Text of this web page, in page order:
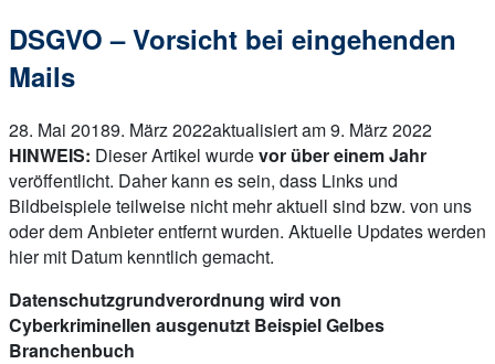
DSGVO – Vorsicht bei eingehenden
Mails
28. Mai 20189. März 2022aktualisiert am 9. März 2022
HINWEIS: Dieser Artikel wurdevor über einem Jahr
veröffentlicht. Daher kann es sein, dass Links und
Bildbeispiele teilweise nicht mehr aktuell sind bzw. von uns
oder dem Anbieter entfernt wurden. Aktuelle Updates werden
hier mit Datum kenntlich gemacht.
Datenschutzgrundverordnung wird von
Cyberkriminellen ausgenutzt Beispiel Gelbes
Branchenbuch